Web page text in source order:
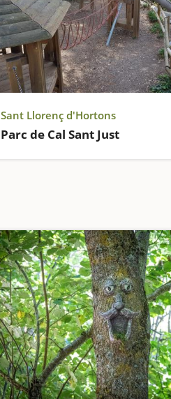
Sant Llorenç d'Hortons
Parc de Cal Sant Just